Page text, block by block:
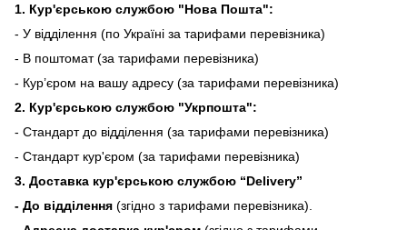
1. Кур'єрською службою "Нова Пошта":
- У відділення (по Україні за тарифами перевізника)
- В поштомат (за тарифами перевізника)
- Кур’єром на вашу адресу (за тарифами перевізника)
2. Кур'єрською службою "Укрпошта":
- Стандарт до відділення (за тарифами перевізника)
- Стандарт кур'єром (за тарифами перевізника)
3. Доставка кур'єрською службою “Delivery”
- До відділення (згідно з тарифами перевізника).